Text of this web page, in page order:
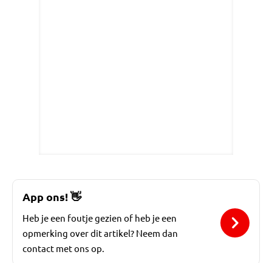
App ons!👋
Heb je een foutje gezien of heb je een
opmerking over dit artikel? Neem dan
contact met ons op.